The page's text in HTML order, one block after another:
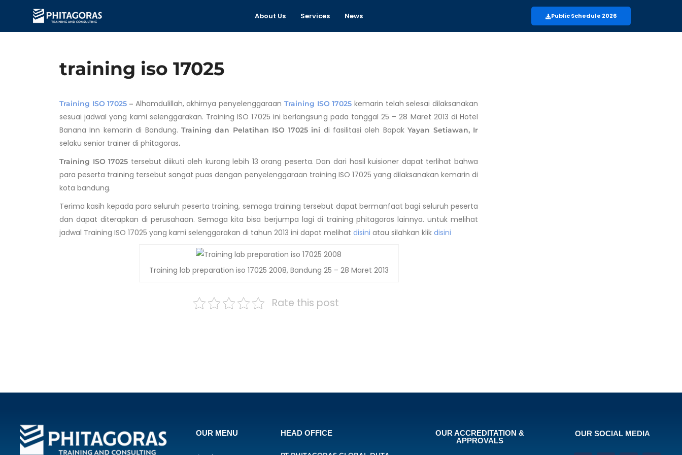
About Us Services News Public Schedule 2026
training iso 17025
Training ISO 17025 – Alhamdulillah, akhirnya penyelenggaraan Training ISO 17025 kemarin telah selesai dilaksanakan
sesuai jadwal yang kami selenggarakan. Training ISO 17025 ini berlangsung pada tanggal 25 – 28 Maret 2013 di Hotel
Banana Inn kemarin di Bandung. Training dan Pelatihan ISO 17025 ini di fasilitasi oleh BapakYayan Setiawan, Ir
selaku senior trainer di phitagoras.
Training ISO 17025 tersebut diikuti oleh kurang lebih 13 orang peserta. Dan dari hasil kuisioner dapat terlihat bahwa
para peserta training tersebut sangat puas dengan penyelenggaraan training ISO 17025 yang dilaksanakan kemarin di
kota bandung.
Terima kasih kepada para seluruh peserta training, semoga training tersebut dapat bermanfaat bagi seluruh peserta
dan dapat diterapkan di perusahaan. Semoga kita bisa berjumpa lagi di training phitagoras lainnya. untuk melihat
jadwal Training ISO 17025 yang kami selenggarakan di tahun 2013 ini dapat melihat disini atau silahkan klik disini
Training lab preparation iso 17025 2008, Bandung 25 – 28 Maret 2013
Rate this post
OUR MENU HEAD OFFICE
OUR ACCREDITATION &
APPROVALS
OUR SOCIAL MEDIA